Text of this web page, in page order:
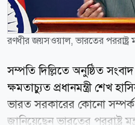
রণধীর জয়সওয়াল, ভারতের পররাষ্ট্র
সম্পতি দিল্লিতে অনুষ্ঠিত
ক্ষমতাচ্যুত প্রধানমন্ত্রী শেখ
ভারত সরকারের কোনো সম্পর্ক
জানিয়েছেন ভারতের পররাষ্ট্র